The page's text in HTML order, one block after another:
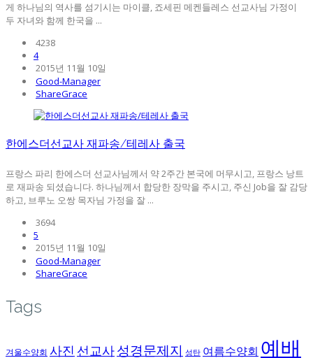
게 하나님의 역사를 섬기시는 마이클, 죠세핀 메켄들레스 선교사님 가정이
두 자녀와 함께 한국을 ...
4238
4
2015년 11월 10일
Good-Manager
ShareGrace
한에스더선교사 재파송/테레사 출국
프랑스 파리 한에스더 선교사님께서 약 2주간 본국에 머무시고, 프랑스 낭트
로 재파송 되셨습니다. 하나님께서 합당한 장막을 주시고, 주신 Job을 잘 감당
하고, 브루노 오쌍 목자님 가정을 잘 ...
3694
5
2015년 11월 10일
Good-Manager
ShareGrace
Tags
겨울수양회 사진 선교사성경문제지 성탄 여름수양회 예배